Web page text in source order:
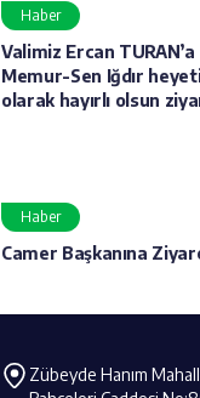
Haber
Valimiz Ercan TURAN’a
Memur-Sen Iğdır
olarak hayırlı olsun
Haber
Camer Başkanına
Zübeyde Hanım